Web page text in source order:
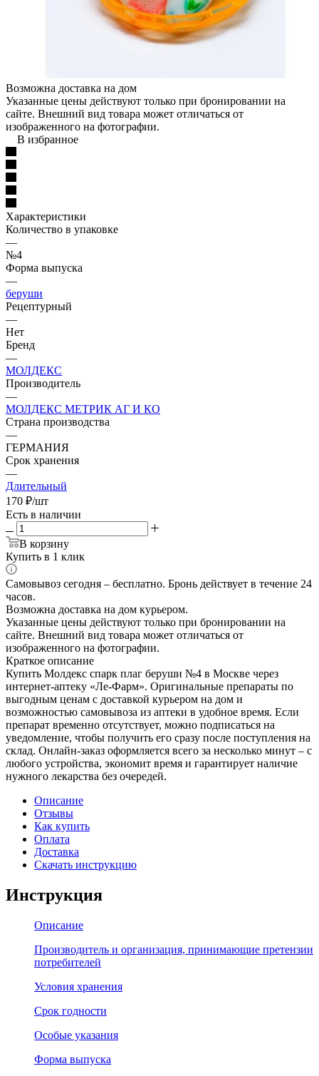
Возможна доставка на дом
Указанные цены действуют только при бронировании на
сайте. Внешний вид товара может отличаться от
изображенного на фотографии.
В избранное
Характеристики
Количество в упаковке
—
№4
Форма выпуска
—
беруши
Рецептурный
—
Нет
Бренд
—
МОЛДЕКС
Производитель
—
МОЛДЕКС МЕТРИК АГ И КО
Страна производства
—
ГЕРМАНИЯ
Срок хранения
—
Длительный
170 ₽/шт
Есть в наличии
В корзину
Купить в 1 клик
Самовывоз сегодня – бесплатно. Бронь действует в течение 24
часов.
Возможна доставка на дом курьером.
Указанные цены действуют только при бронировании на
сайте. Внешний вид товара может отличаться от
изображенного на фотографии.
Краткое описание
Купить Молдекс спарк плаг беруши №4 в Москве через
интернет-аптеку «Ле-Фарм». Оригинальные препараты по
выгодным ценам с доставкой курьером на дом и
возможностью самовывоза из аптеки в удобное время. Если
препарат временно отсутствует, можно подписаться на
уведомление, чтобы получить его сразу после поступления на
склад. Онлайн-заказ оформляется всего за несколько минут – с
любого устройства, экономит время и гарантирует наличие
нужного лекарства без очередей.
Описание
Отзывы
Как купить
Оплата
Доставка
Скачать инструкцию
Инструкция
Описание
Производитель и организация, принимающие претензии
потребителей
Условия хранения
Срок годности
Особые указания
Форма выпуска